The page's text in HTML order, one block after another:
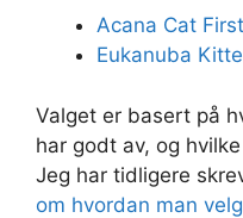
Acana Cat
Eukanuba
Valget er basert på
har godt av, og
Jeg har tidligere
om hvordan man